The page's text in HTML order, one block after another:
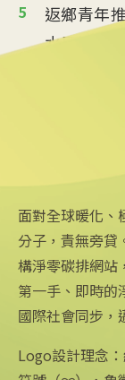
5
返鄉青年
水里觀光
台中智
2025/08/
中央社網站
中央通訊社
Focus Taiwan
面對全球暖化、
分子，責無旁貸
構淨零碳排網站
第一手、即時的
國際社會同步，
Logo設計理念